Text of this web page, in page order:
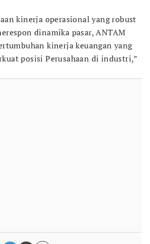
kinerja operasional yang robust
dinamika pasar, ANTAM
kinerja keuangan yang
posisi Perusahaan di industri,”